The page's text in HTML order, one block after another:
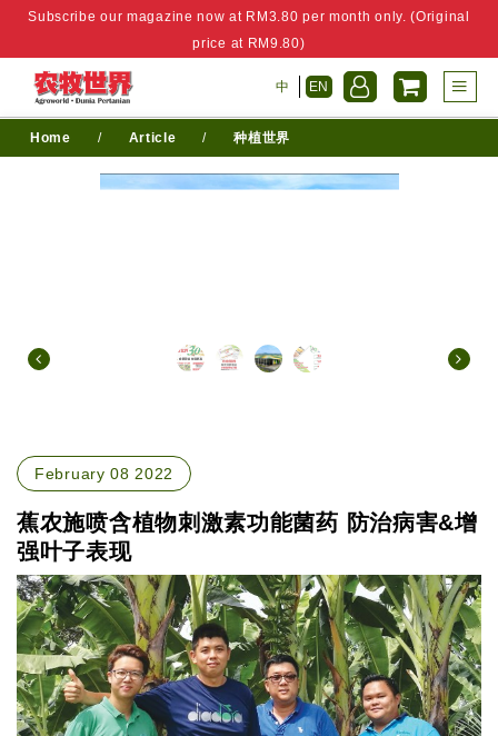
Subscribe our magazine now at RM3.80 per month only. (Original
price at RM9.80)
中 EN
Home / Article / 种植世界
February 08 2022
蕉农施喷含植物刺激素功能菌药 防治病害&增
强叶子表现